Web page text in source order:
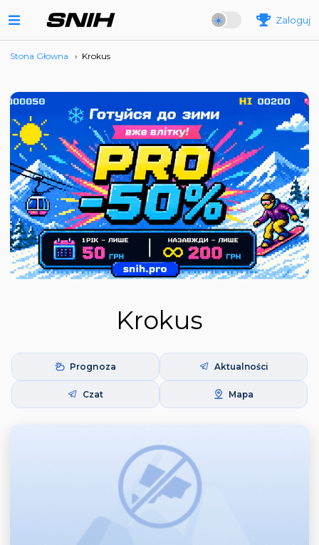
Zaloguj
Stona Głowna › Krokus
Krokus
Prognoza Aktualności
Czat Mapa